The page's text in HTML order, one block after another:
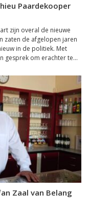
Paardekooper
zijn overal de nieuwe
zaten de afgelopen jaren
in de politiek. Met
gesprek om erachter te...
Zaal van Belang